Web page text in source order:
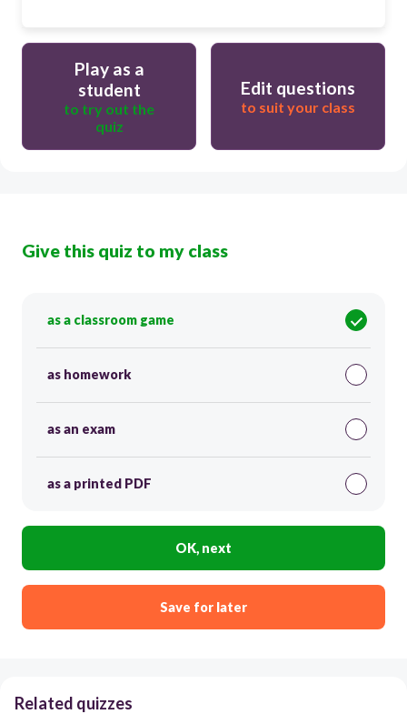
Play as a
student
to try out the
quiz
Edit questions
to suit your class
Give this quiz to my class
as a classroom game
as homework
as an exam
as a printed PDF
OK, next
Save for later
Related quizzes